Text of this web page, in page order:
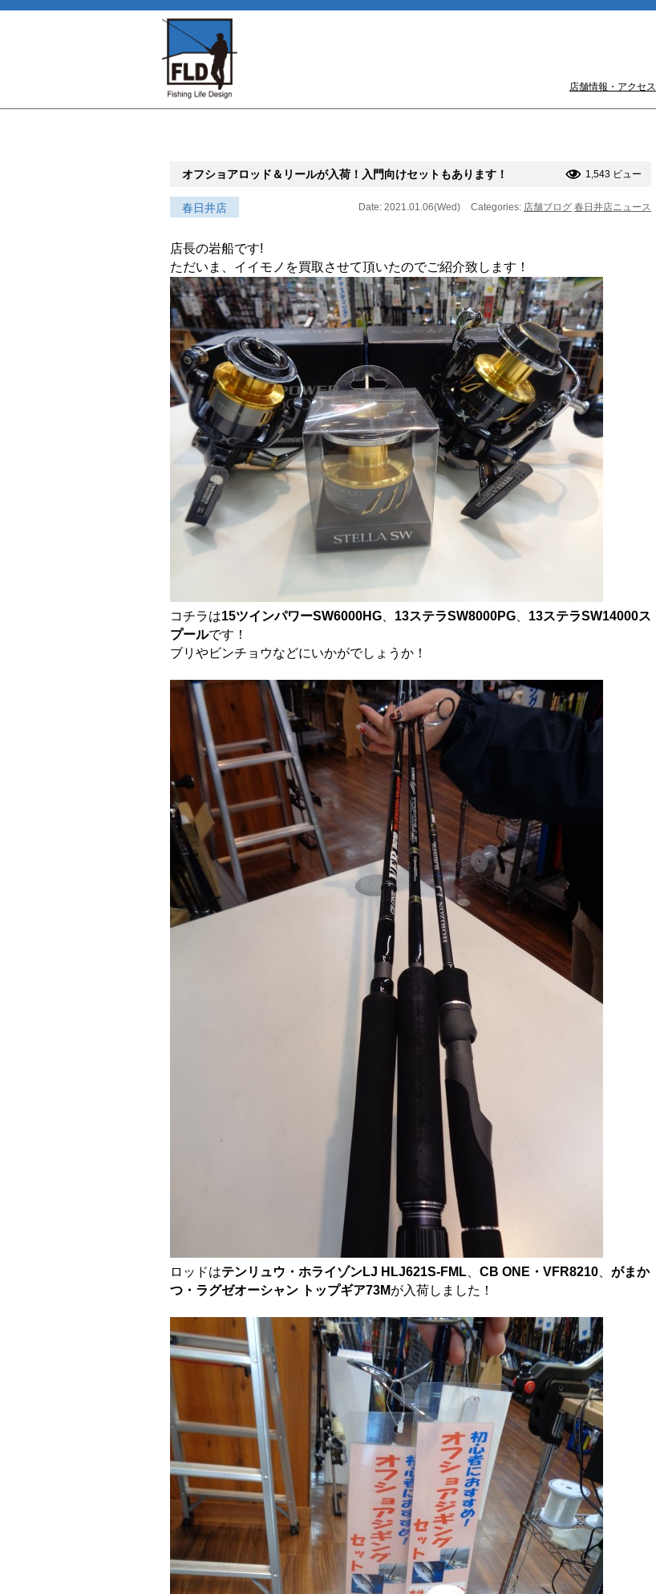
店舗情報・アクセス
オフショアロッド＆リールが入荷！入門向けセットもあります！ 1,543 ビュー
春日井店 Date: 2021.01.06(Wed) Categories: 店舗ブログ 春日井店ニュース
店長の岩船です!
ただいま、イイモノを買取させて頂いたのでご紹介致します！
コチラは15ツインパワーSW6000HG 13ステラSW8000PG
13ステラSW14000ス
プールです！
ブリやビンチョウなどにいかがでしょうか！
ロッドはテンリュウ・ホライゾンLJ HLJ621S-FML CB ONE・VFR8210
がまか
つ・ラグゼオーシャン トップギア73Mが入荷しました！